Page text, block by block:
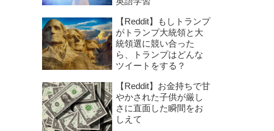
【Reddit】もしトランプ
がトランプ大統領と大
統領選に競い合った
ら、トランプはどんな
ツイートをする？
【Reddit】お金持ちで甘
やかされた子供が厳し
さに直面した瞬間をお
しえて